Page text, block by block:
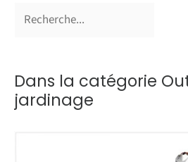
Dans la catégorie
jardinage